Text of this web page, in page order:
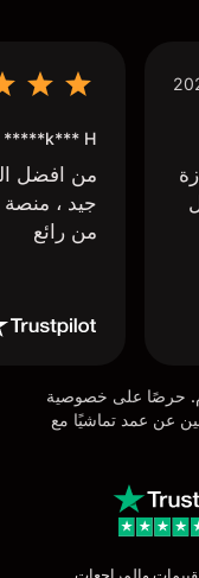
k*** H*****
من افضل
جيد ،
من رائع
التقييمات المميزة ذات 4 و5 نجوم. حرصًا على خصوصية
عن عمد تماشيًا مع
والمراجعات